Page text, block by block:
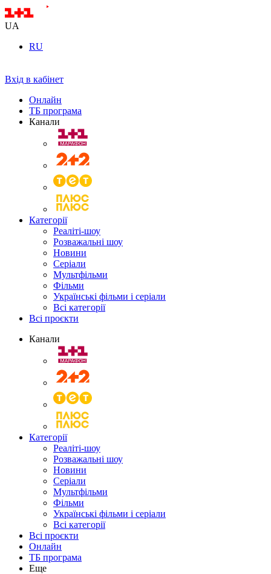
UA
RU
Вхід в кабінет
Онлайн
ТБ програма
Канали
Категорії
Реаліті-шоу
Розважальні шоу
Новини
Серіали
Мультфільми
Фільми
Українські фільми і серіали
Всі категорії
Всі проєкти
Канали
Категорії
Реаліті-шоу
Розважальні шоу
Новини
Серіали
Мультфільми
Фільми
Українські фільми і серіали
Всі категорії
Всі проєкти
Онлайн
ТБ програма
Еще